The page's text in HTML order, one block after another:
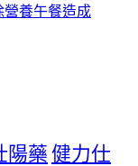
營養午餐造成
陽藥 健力仕